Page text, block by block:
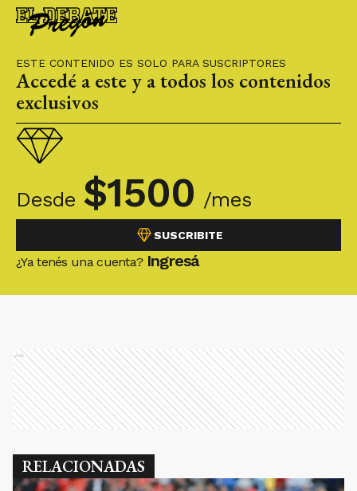
ESTE CONTENIDO ES SOLO PARA SUSCRIPTORES
Accedé a este y a todos los contenidos
exclusivos
Desde $1500 /mes
SUSCRIBITE
¿Ya tenés una cuenta? Ingresá
Ads
RELACIONADAS